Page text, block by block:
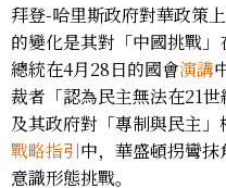
拜登-哈里斯政府對華政策
的變化是其對「中國挑戰
總統在4月28日的國會演講
裁者「認為民主無法在21
及其政府對「專制與民主
戰略指引中，華盛頓拐彎
意識形態挑戰。